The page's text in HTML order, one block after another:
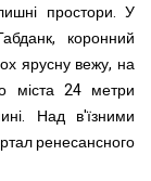
простори. У
коронний
ярусну вежу, на
міста 24 метри
Над в'їзними
ренесансного